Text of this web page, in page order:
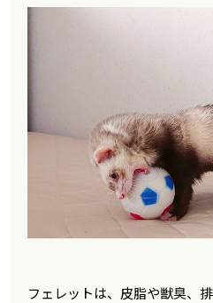
フェレットは、皮脂や獣臭、